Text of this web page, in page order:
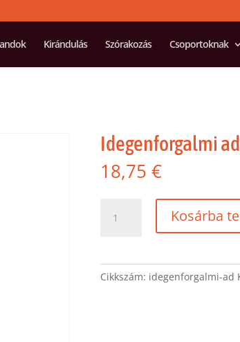
Kirándulás Szórakozás Csoportoknak
Idegenforgalmi
18,75 €
adó
Kosárba
Cikkszám: idegenforgalmi-ad